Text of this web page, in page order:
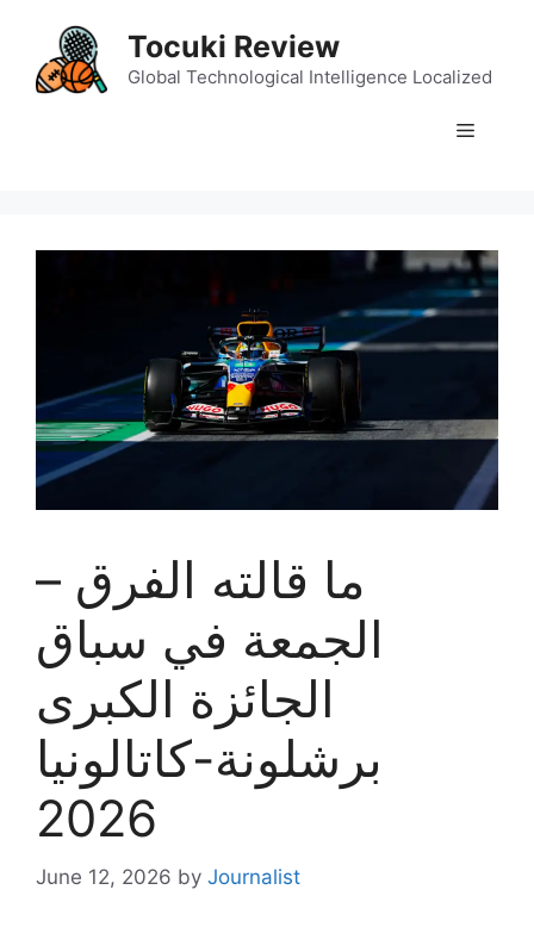
content
Tocuki Review
Global Technological Intelligence Localized
Menu
ما قالته الفرق –
الجمعة في سباق
الجائزة الكبرى
برشلونة-كاتالونيا
2026
June 12, 2026 by Journalist